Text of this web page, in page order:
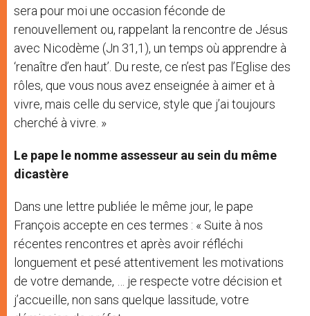
sera pour moi une occasion féconde de
renouvellement ou, rappelant la rencontre de Jésus
avec Nicodème (Jn 31,1), un temps où apprendre à
‘renaître d’en haut’. Du reste, ce n’est pas l’Eglise des
rôles, que vous nous avez enseignée à aimer et à
vivre, mais celle du service, style que j’ai toujours
cherché à vivre. »
Le pape le nomme assesseur au sein du même
dicastère
Dans une lettre publiée le même jour, le pape
François accepte en ces termes : « Suite à nos
récentes rencontres et après avoir réfléchi
longuement et pesé attentivement les motivations
de votre demande, … je respecte votre décision et
j’accueille, non sans quelque lassitude, votre